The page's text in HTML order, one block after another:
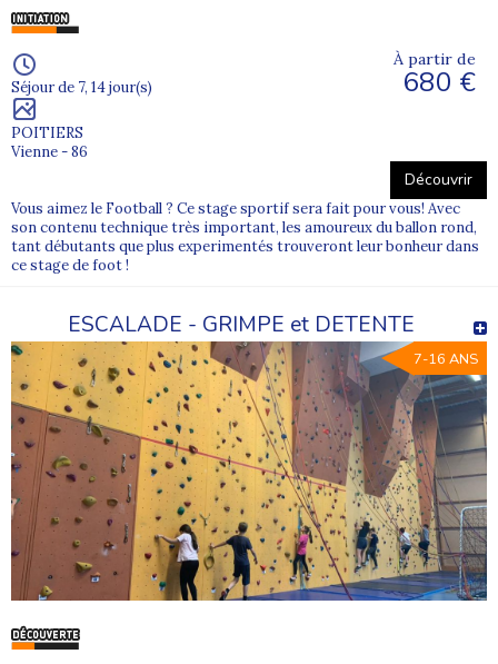
Séjour de 7, 14 jour(s)
POITIERS
Vienne - 86
À partir de
680 €
Découvrir
Vous aimez le Football ? Ce stage sportif sera fait pour vous! Avec
son contenu technique très important, les amoureux du ballon rond,
tant débutants que plus experimentés trouveront leur bonheur dans
ce stage de foot !
ESCALADE - GRIMPE et DETENTE
7-16 ANS